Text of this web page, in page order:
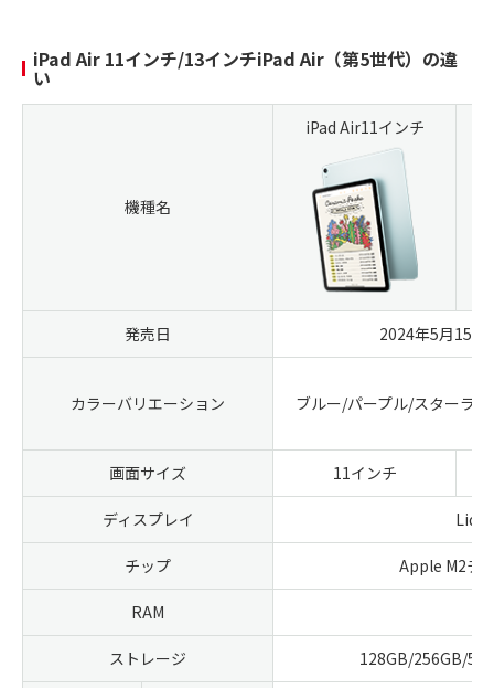
iPad Air 11インチ/13インチiPad Air（第5世代）の違
い
機種名
iPad Air11インチ
発売日 2024年5月15日
カラーバリエーション ブルー/パープル/スターラ
画面サイズ 11インチ
ディスプレイ
チップ Apple M2チ
RAM
ストレージ 128GB/256GB/